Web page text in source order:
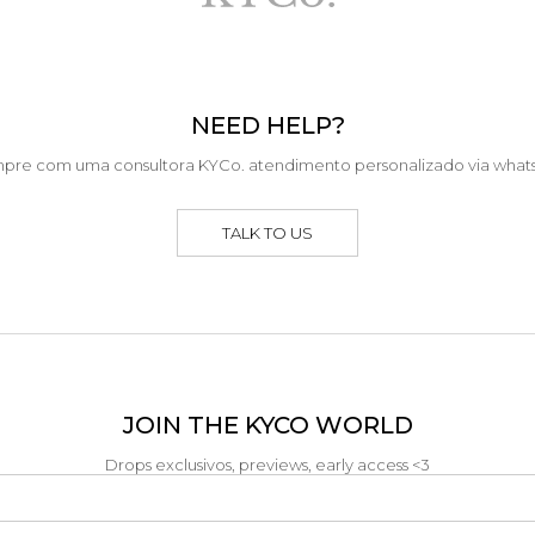
NEED HELP?
com uma consultora KYCo. atendimento personalizado via
TALK TO US
JOIN THE KYCO WORLD
Drops exclusivos, previews, early access <3